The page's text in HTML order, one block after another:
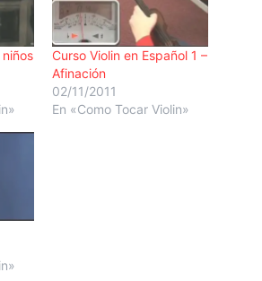
Curso Violin en Español 1 –
Afinación
02/11/2011
En «Como Tocar Violin»